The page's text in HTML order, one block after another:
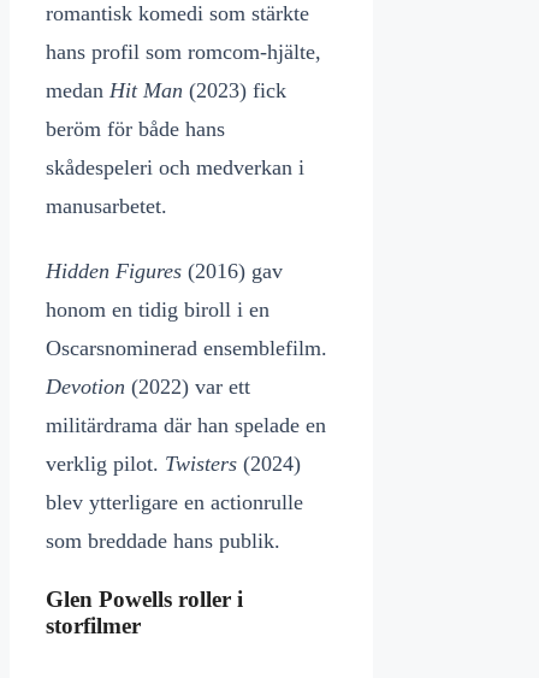
romantisk komedi som stärkte
hans profil som romcom-hjälte,
medan Hit Man (2023) fick
beröm för både hans
skådespeleri och medverkan i
manusarbetet.
Hidden Figures (2016) gav
honom en tidig biroll i en
Oscarsnominerad ensemblefilm.
Devotion (2022) var ett
militärdrama där han spelade en
verklig pilot. Twisters (2024)
blev ytterligare en actionrulle
som breddade hans publik.
Glen Powells roller i
storfilmer